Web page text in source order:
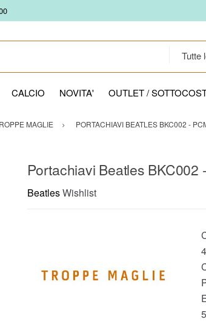
CALCIO NOVITA' OUTLET /
MAGLIE PORTACHIAVI BEATLES BKC002 -
Portachiavi Beatles BKC002
BeatlesWishlist